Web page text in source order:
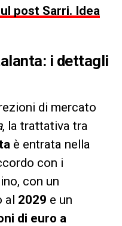
post Sarri. Idea
i dettagli
di mercato
, la trattativa tra
è entrata nella
con i
con un
al 2029 e un
di euro a